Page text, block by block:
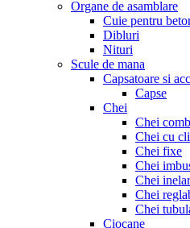
Organe de asamblare
Cuie pentru
Dibluri
Nituri
Scule de mana
Capsatoare si
Capse
Chei
Chei
Chei cu
Chei fixe
Chei
Chei
Chei
Chei
Ciocane